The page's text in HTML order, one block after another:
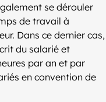
se dérouler
de travail à
Dans ce dernier cas,
du salarié et
par an et par
en convention de